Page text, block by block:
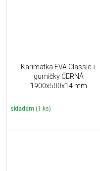
Karimatka EVA Classic +
gumičky ČERNÁ
1900x500x14 mm
skladem (1 ks)